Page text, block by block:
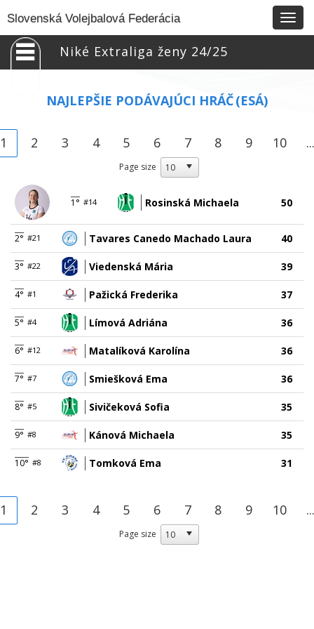
Slovenská Volejbalová Federácia
Niké Extraliga ženy 24/25
NAJLEPŠIE PODÁVAJÚCI HRÁČ(ESÁ)
1 2 3 4 5 6 7 8 9 10 ...
Page size
1° #14 Rosinská Michaela 50
2° #21 Tavares Canedo Machado Laura 40
3° #22 Viedenská Mária 39
4° #1 Pažická Frederika 37
5° #4 Límová Adriána 36
6° #12 Matalíková Karolína 36
7° #7 Smiešková Ema 36
8° #5 Sivičeková Sofia 35
9° #8 Kánová Michaela 35
10° #8 Tomková Ema 31
1 2 3 4 5 6 7 8 9 10 ...
Page size